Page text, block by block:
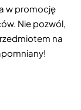
w promocję
Nie pozwól,
na